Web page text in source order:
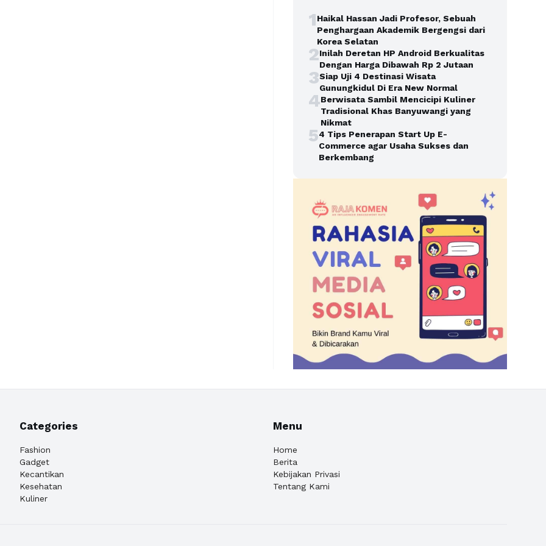
1Haikal Hassan Jadi Profesor, Sebuah
Penghargaan Akademik Bergengsi dari
Korea Selatan
2Inilah Deretan HP Android Berkualitas
Dengan Harga Dibawah Rp 2 Jutaan
3Siap Uji 4 Destinasi Wisata
Gunungkidul Di Era New Normal
4Berwisata Sambil Mencicipi Kuliner
Tradisional Khas Banyuwangi yang
Nikmat
54 Tips Penerapan Start Up E-
Commerce agar Usaha Sukses dan
Berkembang
Categories
Fashion
Gadget
Kecantikan
Kesehatan
Kuliner
Menu
Home
Berita
Kebijakan Privasi
Tentang Kami